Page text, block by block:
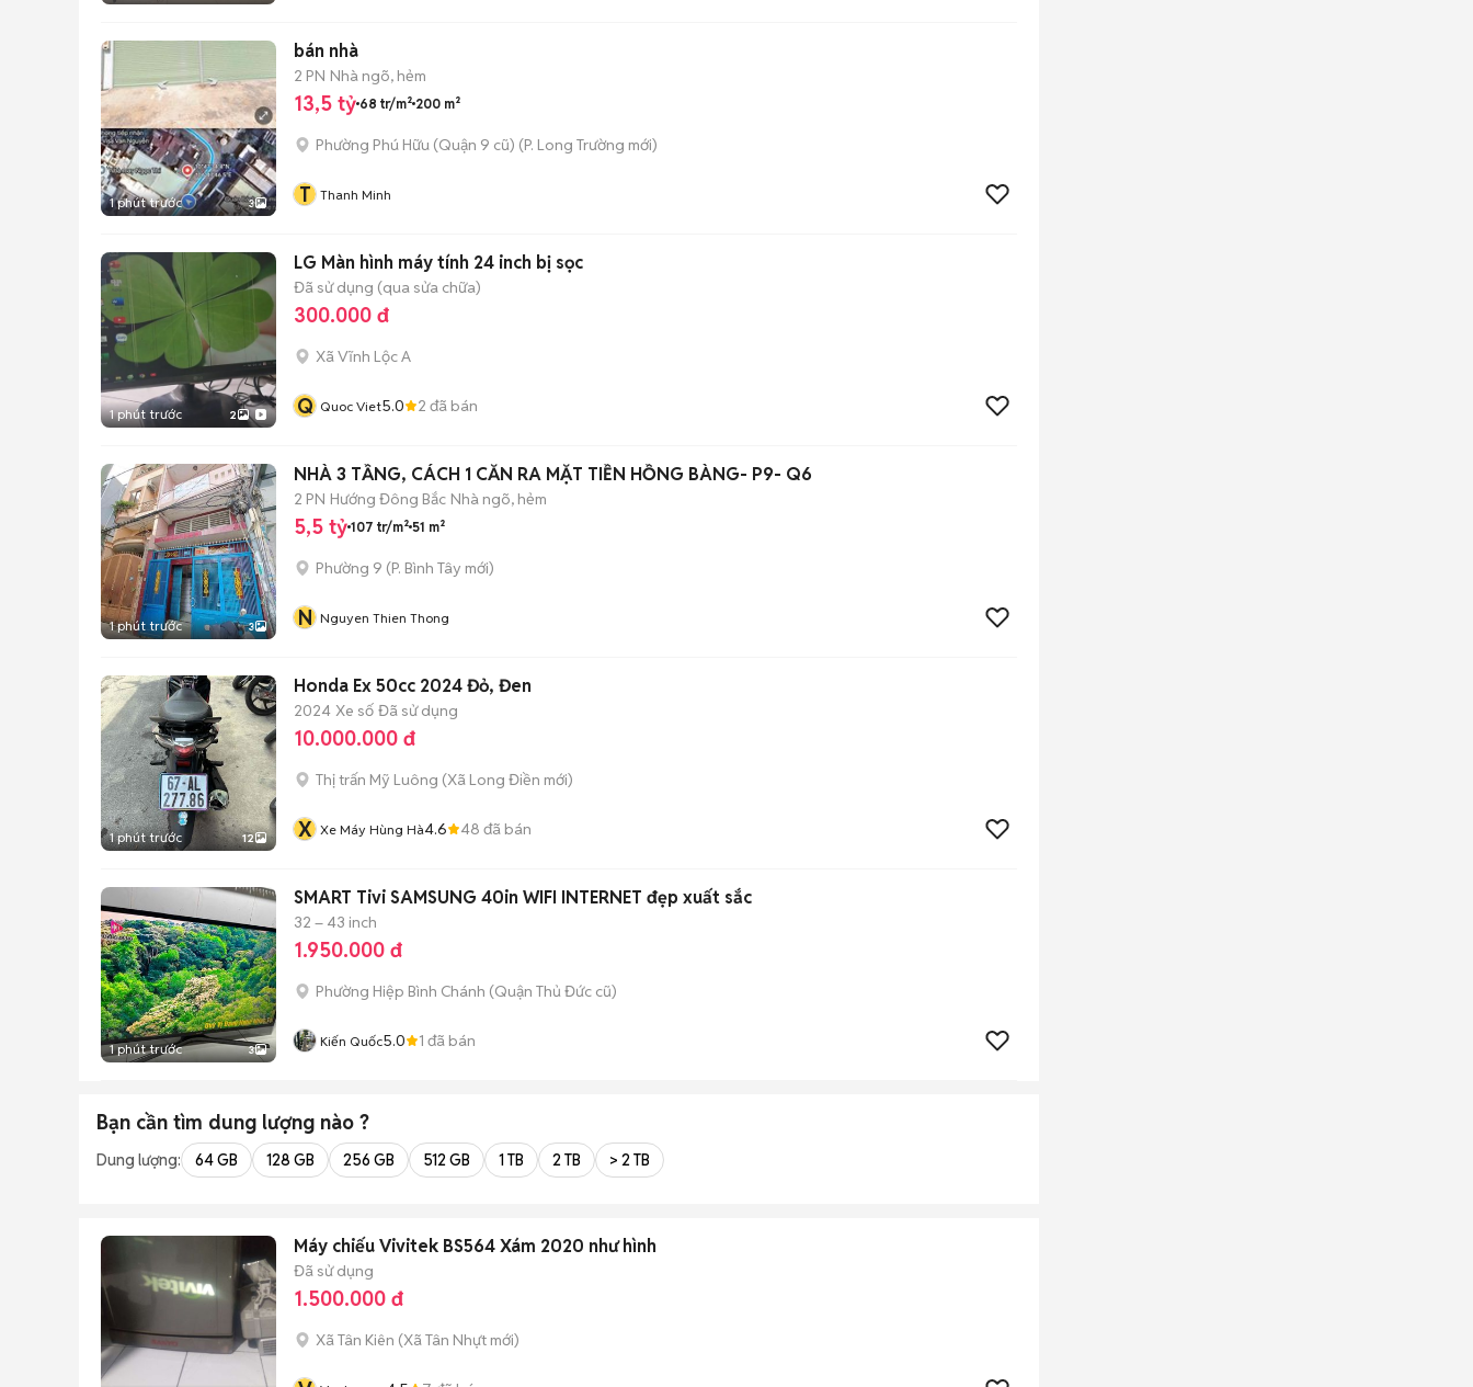
1 phút trước 3
bán nhà
2 PN Nhà ngõ, hẻm
13,5 tỷ 68 tr/m² 200 m²
Phường Phú Hữu (Quận 9 cũ) (P. Long Trường mới)
T Thanh Minh
1 phút trước 2
LG Màn hình máy tính 24 inch bị sọc
Đã sử dụng (qua sửa chữa)
300.000 đ
Xã Vĩnh Lộc A
Q Quoc Viet5.0 2 đã bán
1 phút trước 3
NHÀ 3 TẦNG, CÁCH 1 CĂN RA MẶT TIỀN HỒNG BÀNG- P9- Q6
2 PN Hướng Đông Bắc Nhà ngõ, hẻm
5,5 tỷ 107 tr/m² 51 m²
Phường 9 (P. Bình Tây mới)
N Nguyen Thien Thong
1 phút trước 12
Honda Ex 50cc 2024 Đỏ, Đen
2024 Xe số Đã sử dụng
10.000.000 đ
Thị trấn Mỹ Luông (Xã Long Điền mới)
X Xe Máy Hùng Hà4.6 48 đã bán
1 phút trước 3
SMART Tivi SAMSUNG 40in WIFI INTERNET đẹp xuất sắc
32 – 43 inch
1.950.000 đ
Phường Hiệp Bình Chánh (Quận Thủ Đức cũ)
Kiến Quốc5.0 1 đã bán
Bạn cần tìm dung lượng nào ?
Dung lượng: 64 GB 128 GB 256 GB 512 GB 1 TB 2 TB > 2 TB
Máy chiếu Vivitek BS564 Xám 2020 như hình
Đã sử dụng
1.500.000 đ
Xã Tân Kiên (Xã Tân Nhựt mới)